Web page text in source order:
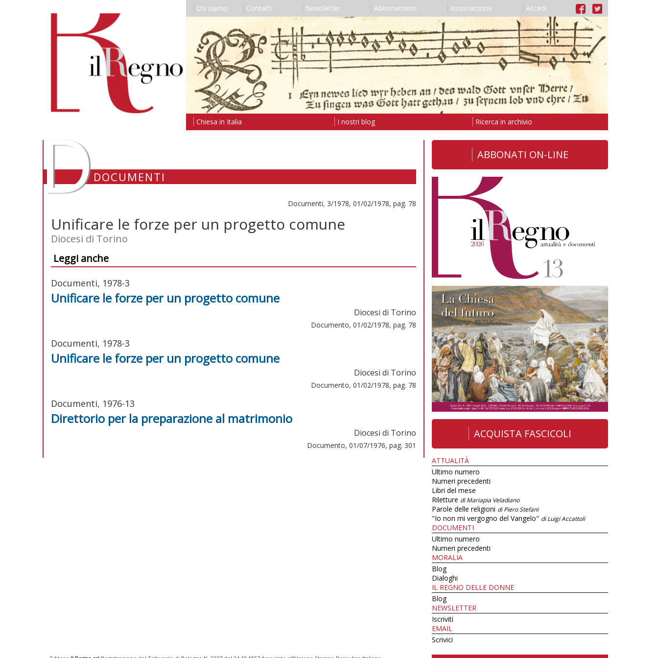
Chi siamo Contatti Newsletter Abbonamenti Associazione Accedi
Chiesa in Italia I nostri blog Ricerca in archivio
DDOCUMENTI
Documenti, 3/1978, 01/02/1978, pag. 78
Unificare le forze per un progetto comune
Diocesi di Torino
Leggi anche
Documenti, 1978-3
Unificare le forze per un progetto comune
Diocesi di Torino
Documento, 01/02/1978, pag. 78
Documenti, 1978-3
Unificare le forze per un progetto comune
Diocesi di Torino
Documento, 01/02/1978, pag. 78
Documenti, 1976-13
Direttorio per la preparazione al matrimonio
Diocesi di Torino
Documento, 01/07/1976, pag. 301
ABBONATI ON-LINE
ACQUISTA FASCICOLI
ATTUALITÀ
Ultimo numero
Numeri precedenti
Libri del mese
Riletture di Mariapia Veladiano
Parole delle religioni di Piero Stefani
"Io non mi vergogno del Vangelo" di Luigi Accattoli
DOCUMENTI
Ultimo numero
Numeri precedenti
MORALIA
Blog
Dialoghi
IL REGNO DELLE DONNE
Blog
NEWSLETTER
Iscriviti
EMAIL
Scrivici